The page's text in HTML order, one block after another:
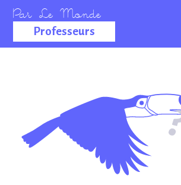
Professeurs
La salle des
professeurs